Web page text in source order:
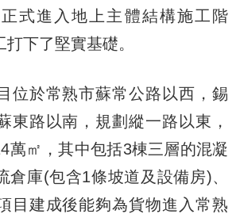
式進入地上主體結構施工階
下了堅實基礎。
於常熟市蘇常公路以西，錫
東路以南，規劃縱一路以東，
萬㎡，其中包括3棟三層的混凝
倉庫(包含1條坡道及設備房)、
目建成後能夠為貨物進入常熟